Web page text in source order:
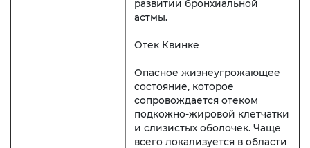
развитии бронхиальной
астмы.
Отек Квинке
Опасное жизнеугрожающее
состояние, которое
сопровождается отеком
подкожно-жировой клетчатки
и слизистых оболочек. Чаще
всего локализуется в области